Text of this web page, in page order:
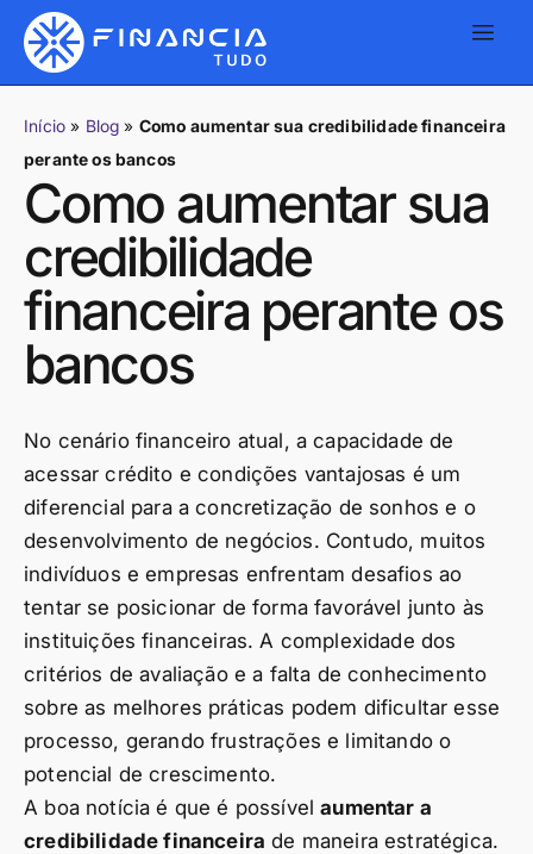
Início » Blog » Como aumentar sua credibilidade financeira
perante os bancos
Como aumentar sua
credibilidade
financeira perante os
bancos
No cenário financeiro atual, a capacidade de
acessar crédito e condições vantajosas é um
diferencial para a concretização de sonhos e o
desenvolvimento de negócios. Contudo, muitos
indivíduos e empresas enfrentam desafios ao
tentar se posicionar de forma favorável junto às
instituições financeiras. A complexidade dos
critérios de avaliação e a falta de conhecimento
sobre as melhores práticas podem dificultar esse
processo, gerando frustrações e limitando o
potencial de crescimento.
A boa notícia é que é possívelaumentar a
credibilidade financeira de maneira estratégica.